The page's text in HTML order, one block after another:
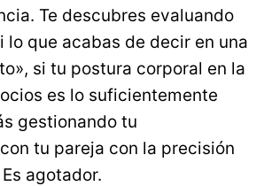
Te descubres evaluando
lo que acabas de decir en una
si tu postura corporal en la
es lo suficientemente
gestionando tu
tu pareja con la precisión
agotador.